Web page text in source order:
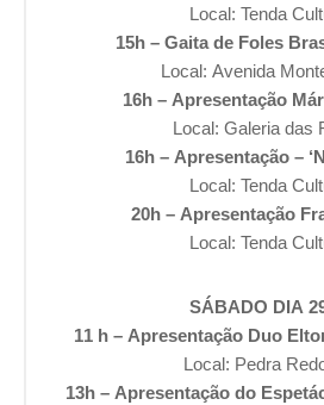
Local: Tenda
15h – Gaita de Foles
Local: Avenida
16h – Apresentação
Local: Galeria das
16h – Apresentação –
Local: Tenda
20h – Apresentação
Local: Tenda
SÁBADO DIA
11 h – Apresentação Duo
Local: Pedra
13h – Apresentação do